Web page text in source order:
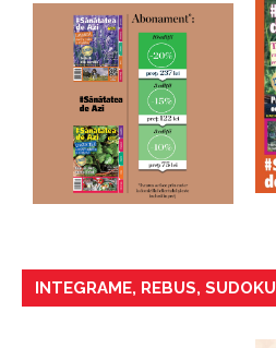
INTEGRAME, REBUS, SUDOKU